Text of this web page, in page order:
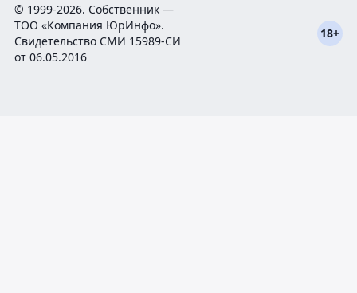
© 1999-2026. Собственник —
ТОО «Компания ЮрИнфо».
Cвидетельство СМИ 15989-СИ
от 06.05.2016
18+